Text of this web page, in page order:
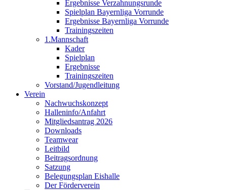
Ergebnisse Verzahnungsrunde
Spielplan Bayernliga Vorrunde
Ergebnisse Bayernliga Vorrunde
Trainingszeiten
1.Mannschaft
Kader
Spielplan
Ergebnisse
Trainingszeiten
Vorstand/Jugendleitung
Verein
Nachwuchskonzept
Halleninfo/Anfahrt
Mitgliedsantrag 2026
Downloads
Teamwear
Leitbild
Beitragsordnung
Satzung
Belegungsplan Eishalle
Der Förderverein